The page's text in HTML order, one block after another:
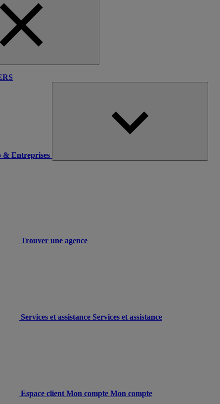
& Entreprises
Trouver une agence
Services et assistance Services et assistance
Espace client Mon compte Mon compte